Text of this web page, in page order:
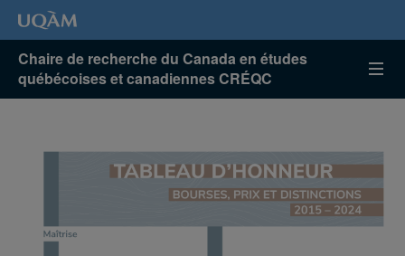
Chaire de recherche du Canada en études
québécoises et canadiennes CRÉQC